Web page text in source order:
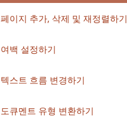
페이지 추가, 삭제 및 재정렬하기
여백 설정하기
텍스트 흐름 변경하기
도큐멘트 유형 변환하기